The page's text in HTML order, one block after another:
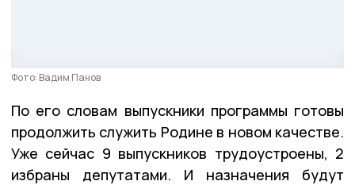
Фото: Вадим Панов
По его словам выпускники программы готовы
продолжить служить Родине в новом качестве.
Уже сейчас 9 выпускников трудоустроены, 2
избраны депутатами. И назначения будут